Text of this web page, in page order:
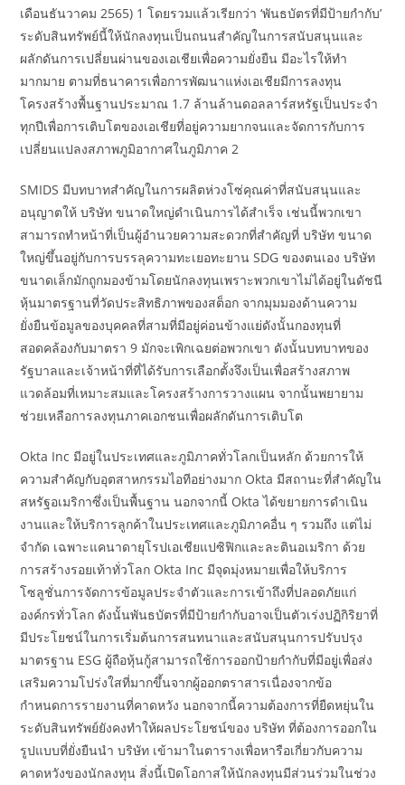
เดือนธันวาคม 2565) 1 โดยรวมแล้วเรียกว่า ‘พันธบัตรที่มีป้ายกำกับ’
ระดับสินทรัพย์นี้ให้นักลงทุนเป็นถนนสำคัญในการสนับสนุนและ
ผลักดันการเปลี่ยนผ่านของเอเชียเพื่อความยั่งยืน มีอะไรให้ทำ
มากมาย ตามที่ธนาคารเพื่อการพัฒนาแห่งเอเชียมีการลงทุน
โครงสร้างพื้นฐานประมาณ 1.7 ล้านล้านดอลลาร์สหรัฐเป็นประจำ
ทุกปีเพื่อการเติบโตของเอเชียที่อยู่ความยากจนและจัดการกับการ
เปลี่ยนแปลงสภาพภูมิอากาศในภูมิภาค 2
SMIDS มีบทบาทสำคัญในการผลิตห่วงโซ่คุณค่าที่สนับสนุนและ
อนุญาตให้ บริษัท ขนาดใหญ่ดำเนินการได้สำเร็จ เช่นนี้พวกเขา
สามารถทำหน้าที่เป็นผู้อำนวยความสะดวกที่สำคัญที่ บริษัท ขนาด
ใหญ่ขึ้นอยู่กับการบรรลุความทะเยอทะยาน SDG ของตนเอง บริษัท
ขนาดเล็กมักถูกมองข้ามโดยนักลงทุนเพราะพวกเขาไม่ได้อยู่ในดัชนี
หุ้นมาตรฐานที่วัดประสิทธิภาพของสต็อก จากมุมมองด้านความ
ยั่งยืนข้อมูลของบุคคลที่สามที่มีอยู่ค่อนข้างแย่ดังนั้นกองทุนที่
สอดคล้องกับมาตรา 9 มักจะเพิกเฉยต่อพวกเขา ดังนั้นบทบาทของ
รัฐบาลและเจ้าหน้าที่ที่ได้รับการเลือกตั้งจึงเป็นเพื่อสร้างสภาพ
แวดล้อมที่เหมาะสมและโครงสร้างการวางแผน จากนั้นพยายาม
ช่วยเหลือการลงทุนภาคเอกชนเพื่อผลักดันการเติบโต
Okta Inc มีอยู่ในประเทศและภูมิภาคทั่วโลกเป็นหลัก ด้วยการให้
ความสำคัญกับอุตสาหกรรมไอทีอย่างมาก Okta มีสถานะที่สำคัญใน
สหรัฐอเมริกาซึ่งเป็นพื้นฐาน นอกจากนี้ Okta ได้ขยายการดำเนิน
งานและให้บริการลูกค้าในประเทศและภูมิภาคอื่น ๆ รวมถึง แต่ไม่
จำกัด เฉพาะแคนาดายุโรปเอเชียแปซิฟิกและละตินอเมริกา ด้วย
การสร้างรอยเท้าทั่วโลก Okta Inc มีจุดมุ่งหมายเพื่อให้บริการ
โซลูชั่นการจัดการข้อมูลประจำตัวและการเข้าถึงที่ปลอดภัยแก่
องค์กรทั่วโลก ดังนั้นพันธบัตรที่มีป้ายกำกับอาจเป็นตัวเร่งปฏิกิริยาที่
มีประโยชน์ในการเริ่มต้นการสนทนาและสนับสนุนการปรับปรุง
มาตรฐาน ESG ผู้ถือหุ้นกู้สามารถใช้การออกป้ายกำกับที่มีอยู่เพื่อส่ง
เสริมความโปร่งใสที่มากขึ้นจากผู้ออกตราสารเนื่องจากข้อ
กำหนดการรายงานที่คาดหวัง นอกจากนี้ความต้องการที่ยืดหยุ่นใน
ระดับสินทรัพย์ยังคงทำให้ผลประโยชน์ของ บริษัท ที่ต้องการออกใน
รูปแบบที่ยั่งยืนนำ บริษัท เข้ามาในตารางเพื่อหารือเกี่ยวกับความ
คาดหวังของนักลงทุน สิ่งนี้เปิดโอกาสให้นักลงทุนมีส่วนร่วมในช่วง